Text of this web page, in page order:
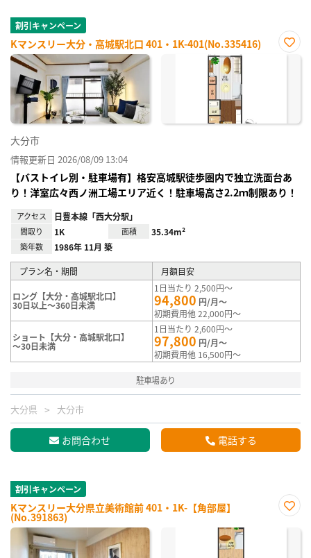
割引キャンペーン
Kマンスリー大分・高城駅北口 401・1K-401(No.335416)
お気
大分市
情報更新日 2026/08/09 13:04
【バストイレ別・駐車場有】格安高城駅徒歩圏内で独立洗面台あ
り！洋室広々西ノ洲工場エリア近く！駐車場高さ2.2ｍ制限あり！
アクセス 日豊本線「西大分駅」
間取り 1K 面積 35.34m²
築年数 1986年 11月 築
プラン名・期間 月額目安
ロング【大分・高城駅北口】
30日以上～360日未満
1日当たり 2,500円～
94,800 円/月～
初期費用他 22,000円～
ショート【大分・高城駅北口】
～30日未満
1日当たり 2,600円～
97,800 円/月～
初期費用他 16,500円～
駐車場あり
大分県 大分市
お問合わせ 電話する
割引キャンペーン
Kマンスリー大分県立美術館前 401・1K-【角部屋】
(No.391863)
に入